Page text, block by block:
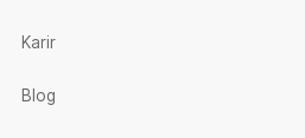
Karir
Blog